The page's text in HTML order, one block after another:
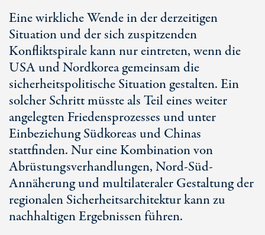
Eine wirkliche Wende in der derzeitigen
Situation und der sich zuspitzenden
Konfliktspirale kann nur eintreten, wenn die
USA und Nordkorea gemeinsam die
sicherheitspolitische Situation gestalten. Ein
solcher Schritt müsste als Teil eines weiter
angelegten Friedensprozesses und unter
Einbeziehung Südkoreas und Chinas
stattfinden. Nur eine Kombination von
Abrüstungsverhandlungen, Nord-Süd-
Annäherung und multilateraler Gestaltung der
regionalen Sicherheitsarchitektur kann zu
nachhaltigen Ergebnissen führen.